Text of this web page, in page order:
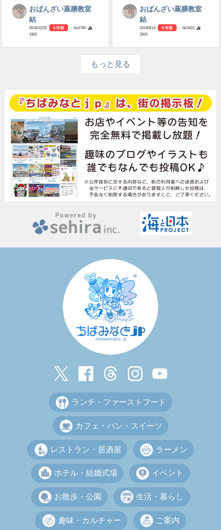
おばんざい薬膳教室
結
2019/12/25 6 年前
- №6785
1902
おばんざい薬膳教室
結
2019/8/14 6 年前
- №5423
2843
もっと見る
ランチ・ファーストフード
カフェ・パン・スイーツ
レストラン・居酒屋 ラーメン
ホテル・結婚式場 イベント
お散歩・公園 生活・暮らし
趣味・カルチャー ご案内